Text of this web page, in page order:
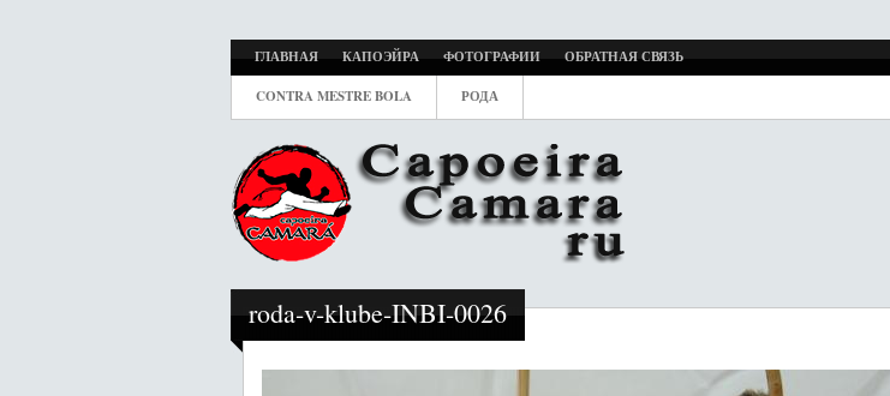
ГЛАВНАЯ КАПОЭЙРА ФОТОГРАФИИ ОБРАТНАЯ СВЯЗЬ
CONTRA MESTRE BOLA РОДА
roda-v-klube-INBI-0026